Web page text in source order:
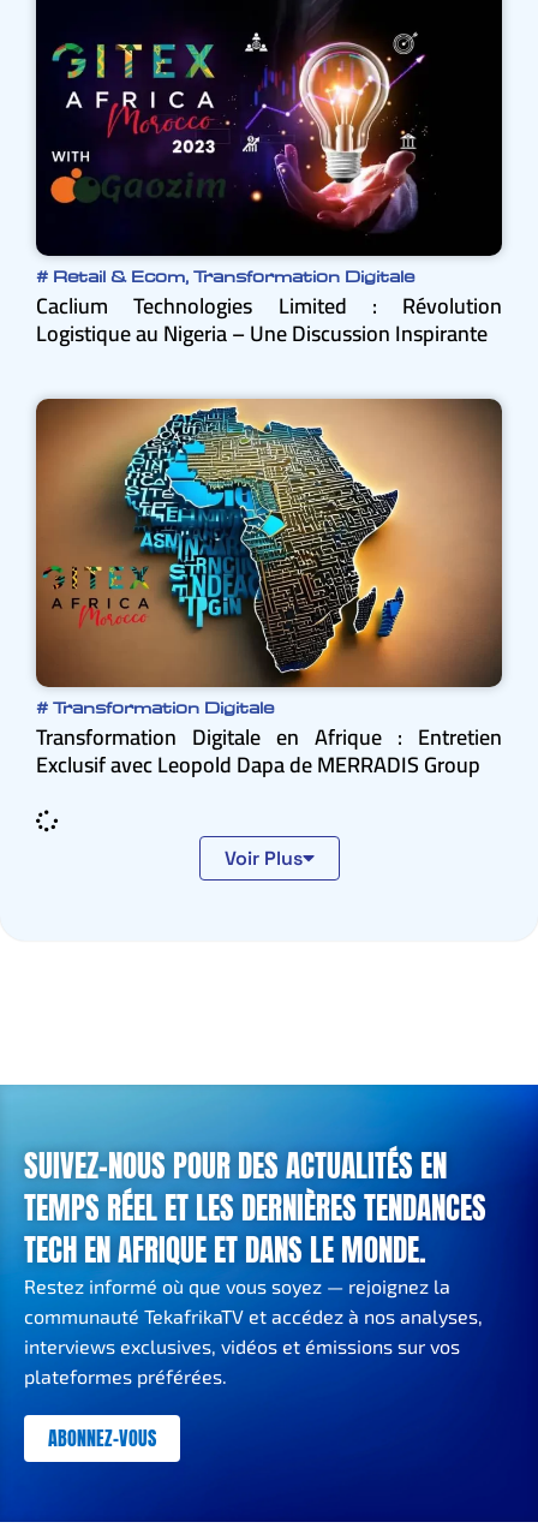
# Retail & Ecom, Transformation Digitale
Caclium Technologies Limited : Révolution
Logistique au Nigeria – Une Discussion Inspirante
# Transformation Digitale
Transformation Digitale en Afrique : Entretien
Exclusif avec Leopold Dapa de MERRADIS Group
Voir Plus
SUIVEZ-NOUS POUR DES ACTUALITÉS EN
TEMPS RÉEL ET LES DERNIÈRES TENDANCES
TECH EN AFRIQUE ET DANS LE MONDE.
Restez informé où que vous soyez — rejoignez la
communauté TekafrikaTV et accédez à nos analyses,
interviews exclusives, vidéos et émissions sur vos
plateformes préférées.
ABONNEZ-VOUS